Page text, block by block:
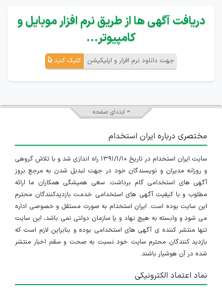
دریافت آگهی ها از طریق نرم افزار موبایل و
کامپیوتر...
جهت دانلود نرم افزار و اپلیکیشن کلیک کنید
ابتدای صفحه
مختصری درباره ایران استخدام
سایت ایران استخدام در تاریخ ۱۳۹۱/۱/۱۰ راه اندازی شد و با تلاش گروهی
و روزانه مدیران و نویسندگان خود در جهت تبدیل شدن به مرجع بروز
آگهی های استخدامی گام برداشت. سعی همیشگی همکاران ما ارائه
مطلوب و با کیفیت آگهی های استخدامی خدمت بازدیدکنندگان محترم
این سایت بوده است. ایران استخدام به صورت مستقل و خصوصی اداره
می شود و وابسته به هیچ نهاد و یا سازمان دولتی نمی باشد، این سایت
تنها منتشر کننده ی آگهی های استخدامی بوده و بنابراین لازم است که
بازدید کنندگان محترم سایت خود نسبت به صحت و سقم اخبار منتشر
شده در آن هوشیار باشند.
نماد اعتماد الکترونیکی